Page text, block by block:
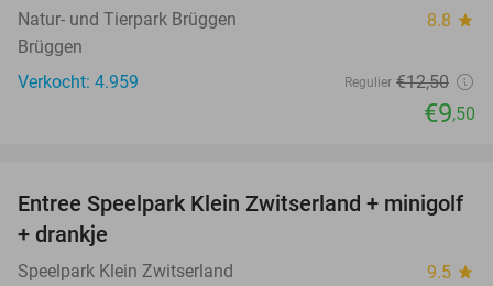
Natur- und Tierpark Brüggen 8.8 star
Brüggen
Verkocht: 4.959
Regulier €12,50
€9,50
38%
Entree Speelpark Klein Zwitserland + minigolf
+ drankje
Speelpark Klein Zwitserland 9.5 star